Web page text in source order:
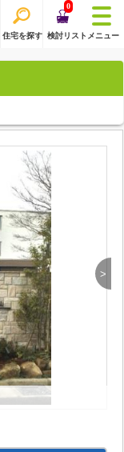
住宅を探す
0
検討リスト メニュー
>